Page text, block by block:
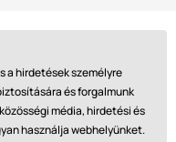
a hirdetések személyre
és forgalmunk
média, hirdetési és
használja webhelyünket.